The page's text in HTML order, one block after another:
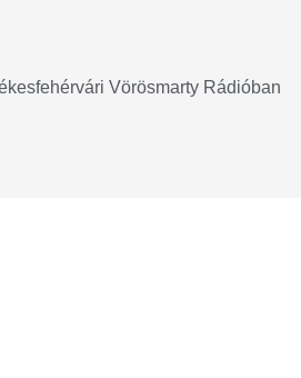
Vörösmarty Rádióban